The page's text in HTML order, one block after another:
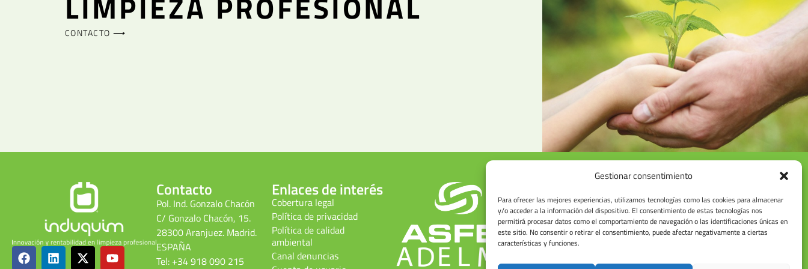
Gestionar consentimiento
Para ofrecer las mejores experiencias, utilizamos tecnologías como las cookies para almacenar
y/o acceder a la información del dispositivo. El consentimiento de estas tecnologías nos
permitirá procesar datos como el comportamiento de navegación o las identificaciones únicas en
este sitio. No consentir o retirar el consentimiento, puede afectar negativamente a ciertas
características y funciones.
CONTACTO ⟶
Contacto
Pol. Ind. Gonzalo Chacón
C/ Gonzalo Chacón, 15.
28300 Aranjuez. Madrid.
ESPAÑA
Tel: +34 918 090 215
Enlaces de interés
Cobertura legal
Política de privacidad
Política de calidad
ambiental
Canal denuncias